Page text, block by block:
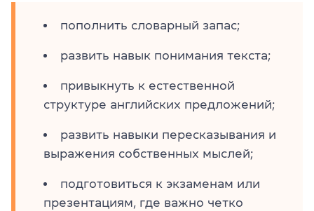
пополнить словарный запас;
развить навык понимания текста;
привыкнуть к естественной
структуре английских предложений;
развить навыки пересказывания и
выражения собственных мыслей;
подготовиться к экзаменам или
презентациям, где важно четко